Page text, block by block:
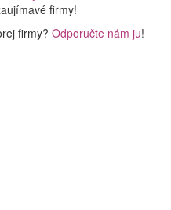
firmy!
firmy? Odporučte nám ju!